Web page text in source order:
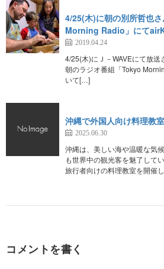
4/25(木)に朝の別所哲也
Morning Radio」にて
2019.04.24
4/25(木)にＪ－WAVEにて放
朝のラジオ番組「Tokyo
いて[…]
沖縄で外国人向け料理教
2025.06.30
沖縄は、美しい海や温暖な気
も世界中の観光客を魅了して
旅行者向けの料理教室を開催
コメントを書く